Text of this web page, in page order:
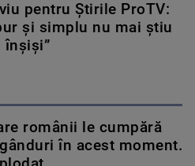
pentru Știrile ProTV:
și simplu nu mai știu
înșiși”
românii le cumpără
în acest moment.